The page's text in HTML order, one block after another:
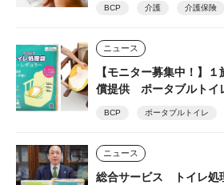
BCP 介護 介護保険
ニュース
【モニター募集中！】
償提供 ポータブルトイ
トイレ処理袋「ワンズ
BCP ポータブルトイレ
ニュース
総合サービス トイレ処